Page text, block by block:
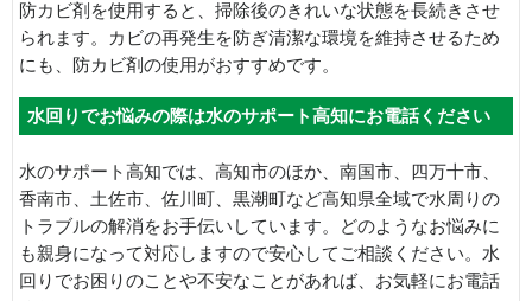
防カビ剤を使用すると、掃除後のきれいな状態を長続きさせ
られます。カビの再発生を防ぎ清潔な環境を維持させるため
にも、防カビ剤の使用がおすすめです。
水回りでお悩みの際は水のサポート高知にお電話ください
水のサポート高知では、高知市のほか、南国市、四万十市、
香南市、土佐市、佐川町、黒潮町など高知県全域で水周りの
トラブルの解消をお手伝いしています。どのようなお悩みに
も親身になって対応しますので安心してご相談ください。水
回りでお困りのことや不安なことがあれば、お気軽にお電話